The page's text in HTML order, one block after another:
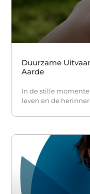
Duurzame
Aarde
In de stille
leven en de